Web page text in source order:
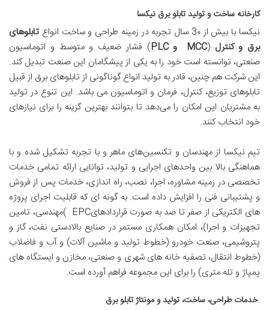
کارخانه ساخت و تولید تابلو برق نیکسا
نیکسا با بیش از 3۰ سال تجربه در زمینه طراحی و ساخت انواع
تابلوهای
برق و کنترل (
MCC وPLC) فشار ضعیف و متوسط و اتوماسیون
صنعتی، توانسته است خود را به یکی از پیشگامان این صنعت تبدیل کند.
این شرکت هم چنین، قادر به تولید انواع گوناگونی از تابلوهای برق از قبیل
تابلوهای توزیع، کنترل، فرمان و اتوماسیون می باشد. این تنوع در تولید
به مشتریان این امکان را می‌دهد تا بتوانند بهترین گزینه را برای نیازهای
خود انتخاب کنند.
تیم نیکسا از مهندسان و تکنسین‌های ماهر و با تجربه تشکیل شده و با
هماهنگی بالا بین واحدهای اجرایی و تولید، توانایی ارائه تمامی خدمات
تخصصی در زمینه مشاوره، اجرا، نصب، راه اندازی، خدمات پس از فروش
و پشتیبانی فنی را افزایش داده است. به گونه ای که قابلیت اجرای پروژه
های الکتریکی از صفر تا صد به صورت قراردادهایEPC )مهندسی، تامین
تجهیزات و اجرا)، امکان همکاری مستمر در صنایع بالادستی نفت، گاز و
پتروشیمی، صنعت خودرو (خطوط تولید و ماشین آلات) و آب و فاضلاب
(خطوط انتقال، تصفیه خانه های شهری و صنعتی، مخازن و ايستگاه های
پمپاژ و تله متری) را برای این مجموعه فراهم آورده است.
خدمات طراحی، ساخت، تولید و مونتاژ تابلو برق